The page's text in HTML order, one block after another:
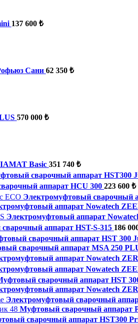
137 600 ₺
Сани 62 350 ₺
570 000 ₺
Basic 351 740 ₺
сварочный аппарат HST300
аппарат HCU 300 223 600 ₺
Электромуфтовый сварочный
аппарат Nowatech
Электромуфтовый аппарат
аппарат HST-S-315 186
сварочный аппарат HST 300
сварочный аппарат MSA 250
аппарат Nowatech
аппарат Nowatech
сварочный аппарат HST
аппарат Nowatech
Электромуфтовый сварочный
Муфтовый сварочный аппарат
сварочный аппарат HST300